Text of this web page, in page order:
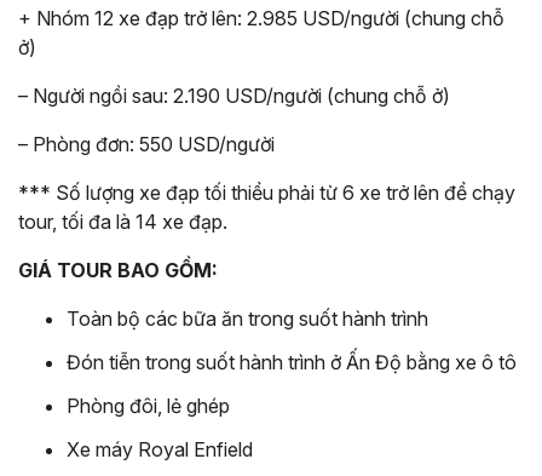
+ Nhóm 12 xe đạp trở lên: 2.985 USD/người (chung chỗ
ở)
– Người ngồi sau: 2.190 USD/người (chung chỗ ở)
– Phòng đơn: 550 USD/người
*** Số lượng xe đạp tối thiểu phải từ 6 xe trở lên để chạy
tour, tối đa là 14 xe đạp.
GIÁ TOUR BAO GỒM:
Toàn bộ các bữa ăn trong suốt hành trình
Đón tiễn trong suốt hành trình ở Ấn Độ bằng xe ô tô
Phòng đôi, lẻ ghép
Xe máy Royal Enfield